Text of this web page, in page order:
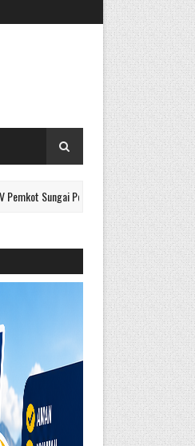
Penuh Dilantik, Ini Nama Lengkapnya